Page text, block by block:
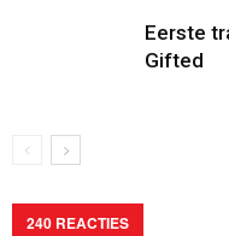
Eerste
Gifted
240 REACTIES